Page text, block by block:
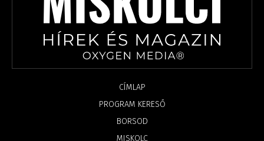
CÍMLAP
PROGRAM KERESŐ
BORSOD
MISKOLC